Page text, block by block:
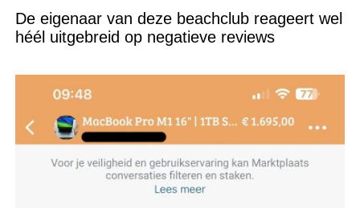
De eigenaar van deze beachclub reageert wel
héél uitgebreid op negatieve reviews